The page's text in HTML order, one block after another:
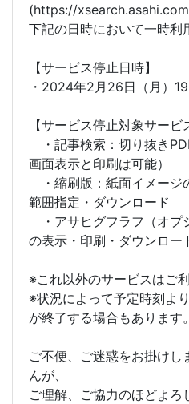
(https://
下記の日時において一時利
【サービス停止日時】
・2024年2月26日（月）
【サービス停止対象サービ
・記事検索：切り抜き
画面表示と印刷は可能）
・縮刷版：紙面イメージ
範囲指定・ダウンロード
・アサヒグフラフ（オ
の表示・印刷・ダウンロー
※これ以外のサービスはご
※状況によって予定時刻よ
が終了する場合もあります。
ご不便、ご迷惑をお掛け
んが、
ご理解、ご協力のほどよろ